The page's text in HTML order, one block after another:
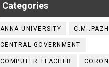
Categories
ANNA UNIVERSITY C.M
CENTRAL GOVERNMENT
COMPUTER TEACHER